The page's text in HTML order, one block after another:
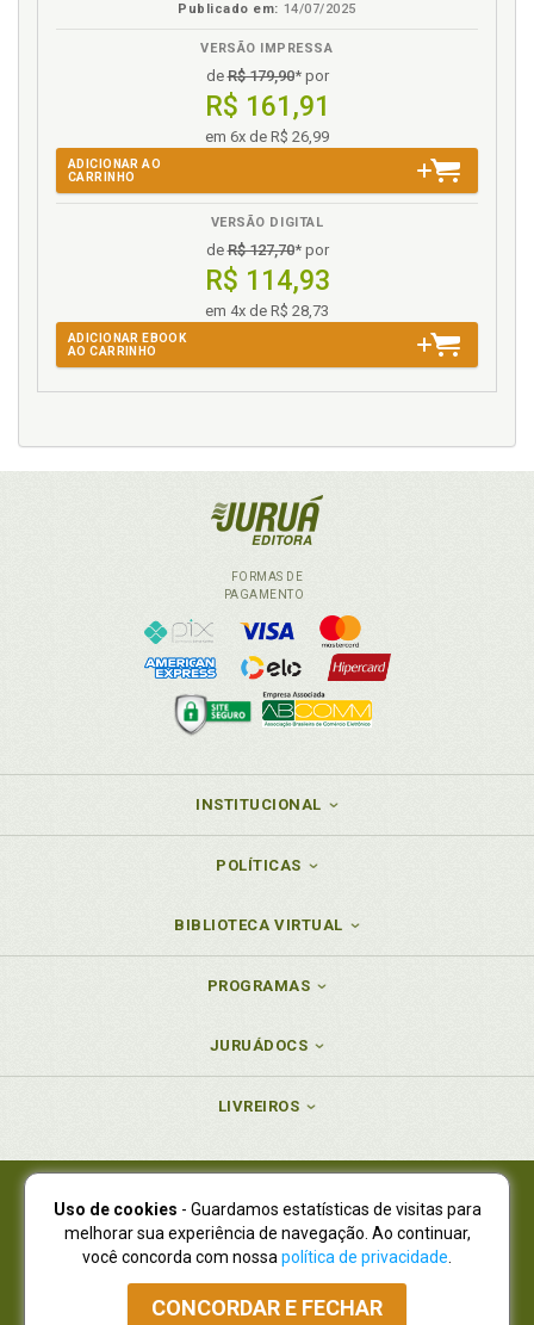
Publicado em: 14/07/2025
VERSÃO IMPRESSA
deR$ 179,90* por
R$ 161,91
em 6x de R$ 26,99
ADICIONAR AO
CARRINHO
VERSÃO DIGITAL
deR$ 127,70* por
R$ 114,93
em 4x de R$ 28,73
ADICIONAR EBOOK
AO CARRINHO
FORMAS DE
PAGAMENTO
INSTITUCIONAL
POLÍTICAS
BIBLIOTECA VIRTUAL
PROGRAMAS
JURUÁDOCS
LIVREIROS
Juruá Editora Ltda., CNPJ 77.535.508/0001-19
Juruá Informática Ltda., CNPJ 01.701.561/0001-80
NOVO ENDEREÇO:R. Flávio Dallegrave, 7665, São Lourenço |
Curitiba - Paraná - CEP 82210-310
Atendimento: (41) 4009-3900|Vendas Atacado: (41) 4009-3939
Uso de cookies - Guardamos estatísticas de visitas para
melhorar sua experiência de navegação. Ao continuar,
você concorda com nossa política de privacidade
CONCORDAR E FECHAR